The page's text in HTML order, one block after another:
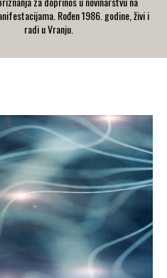
Rođen 1986. godine, živi i
radi u Vranju.